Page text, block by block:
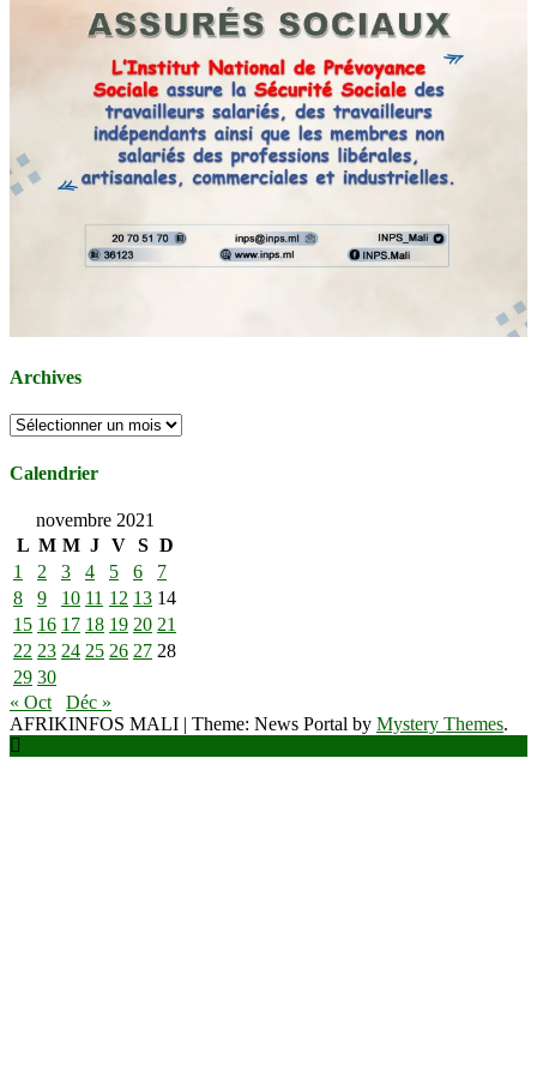
Archives
Archives
Calendrier
novembre 2021
L M M J V S D
1
2 3 4 5 6
7
8
9 10 11 12 13 14
15 16 17 18 19 20 21
22 23 24 25 26 27 28
29 30
« Oct
Déc »
AFRIKINFOS MALI | Theme: News Portal by Mystery Themes.